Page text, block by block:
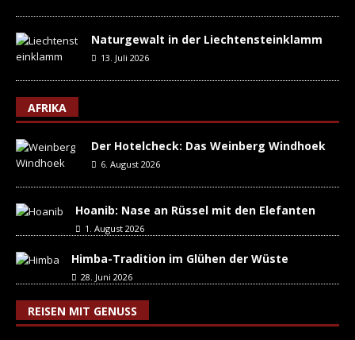
Naturgewalt in der Liechtensteinklamm
13. Juli 2026
AFRIKA
Der Hotelcheck: Das Weinberg Windhoek
6. August 2026
Hoanib: Nase an Rüssel mit den Elefanten
1. August 2026
Himba-Tradition im Glühen der Wüste
28. Juni 2026
REISEN MIT GENUSS